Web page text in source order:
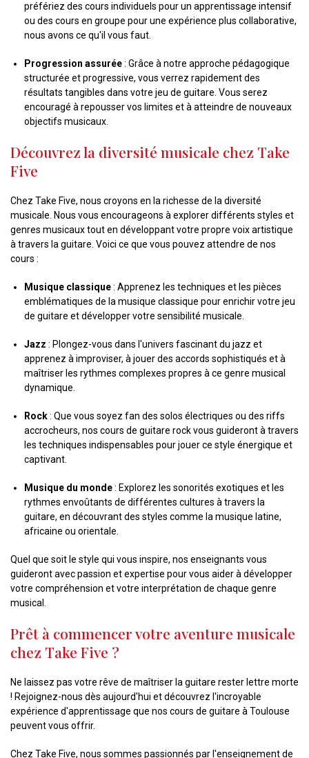
préfériez des cours individuels pour un apprentissage intensif
ou des cours en groupe pour une expérience plus collaborative,
nous avons ce qu'il vous faut.
Progression assurée: Grâce à notre approche pédagogique
structurée et progressive, vous verrez rapidement des
résultats tangibles dans votre jeu de guitare. Vous serez
encouragé à repousser vos limites et à atteindre de nouveaux
objectifs musicaux.
Découvrez la diversité musicale chez Take
Five
Chez Take Five, nous croyons en la richesse de la diversité
musicale. Nous vous encourageons à explorer différents styles et
genres musicaux tout en développant votre propre voix artistique
à travers la guitare. Voici ce que vous pouvez attendre de nos
cours :
Musique classique: Apprenez les techniques et les pièces
emblématiques de la musique classique pour enrichir votre jeu
de guitare et développer votre sensibilité musicale.
Jazz : Plongez-vous dans l'univers fascinant du jazz et
apprenez à improviser, à jouer des accords sophistiqués et à
maîtriser les rythmes complexes propres à ce genre musical
dynamique.
Rock: Que vous soyez fan des solos électriques ou des riffs
accrocheurs, nos cours de guitare rock vous guideront à travers
les techniques indispensables pour jouer ce style énergique et
captivant.
Musique du monde: Explorez les sonorités exotiques et les
rythmes envoûtants de différentes cultures à travers la
guitare, en découvrant des styles comme la musique latine,
africaine ou orientale.
Quel que soit le style qui vous inspire, nos enseignants vous
guideront avec passion et expertise pour vous aider à développer
votre compréhension et votre interprétation de chaque genre
musical.
Prêt à commencer votre aventure musicale
chez Take Five ?
Ne laissez pas votre rêve de maîtriser la guitare rester lettre morte
! Rejoignez-nous dès aujourd'hui et découvrez l'incroyable
expérience d'apprentissage que nos cours de guitare à Toulouse
peuvent vous offrir.
Chez Take Five, nous sommes passionnés par l'enseignement de